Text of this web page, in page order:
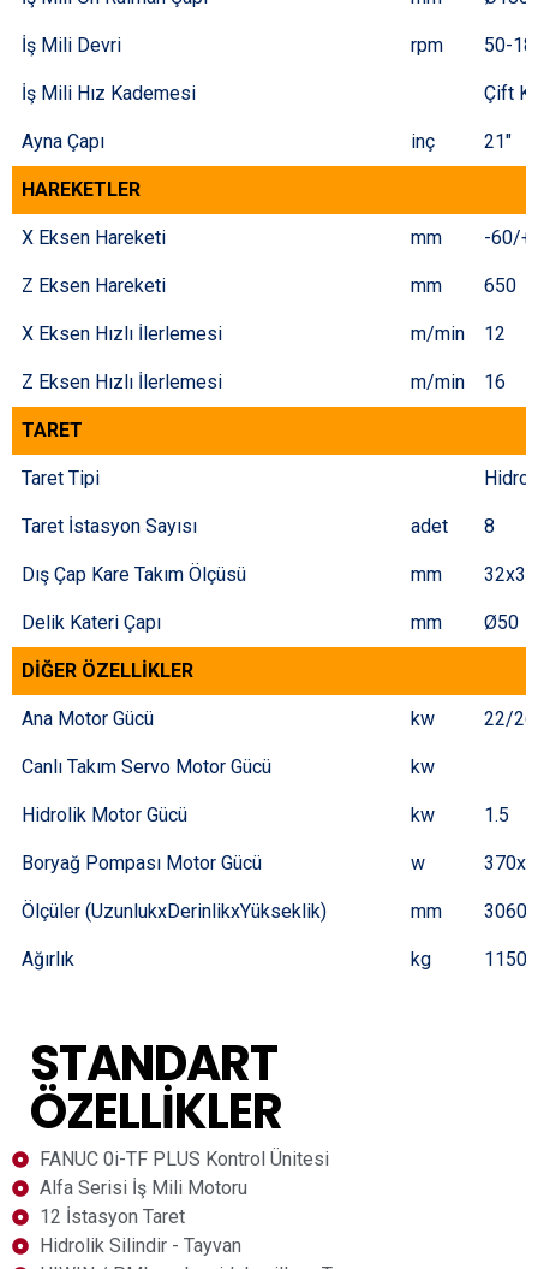
İş Mili Devri rpm 50-
İş Mili Hız Kademesi Çift
Ayna Çapı inç 21"
HAREKETLER
X Eksen Hareketi mm -60/
Z Eksen Hareketi mm 650
X Eksen Hızlı İlerlemesi m/min 12
Z Eksen Hızlı İlerlemesi m/min 16
TARET
Taret Tipi
Taret İstasyon Sayısı adet 8
Dış Çap Kare Takım Ölçüsü mm 32x32
Delik Kateri Çapı mm Ø50
DİĞER ÖZELLİKLER
Ana Motor Gücü kw 22/26
Canlı Takım Servo Motor Gücü kw
Hidrolik Motor Gücü kw 1.5
Boryağ Pompası Motor Gücü w 370x2
Ölçüler (UzunlukxDerinlikxYükseklik) mm
Ağırlık kg 11500
STANDART
ÖZELLIKLER
FANUC 0i-TF PLUS Kontrol Ünitesi
Alfa Serisi İş Mili Motoru
12 İstasyon Taret
Hidrolik Silindir - Tayvan